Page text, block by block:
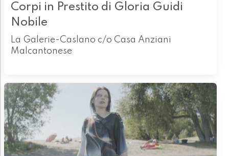
Corpi in Prestito di Gloria Guidi
Nobile
La Galerie-Caslano c/o Casa Anziani
Malcantonese